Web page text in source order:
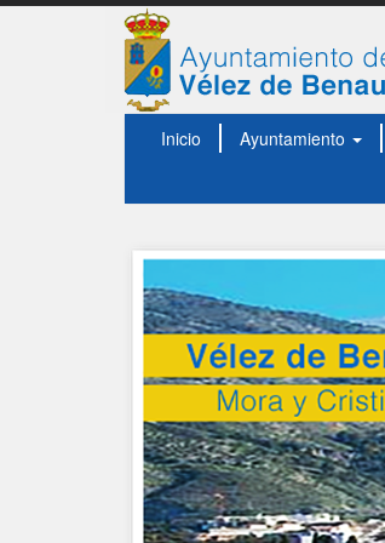
Inicio Ayuntamiento